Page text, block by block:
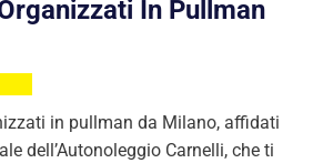
In Pullman
in pullman da Milano, affidati
dell’Autonoleggio Carnelli, che ti